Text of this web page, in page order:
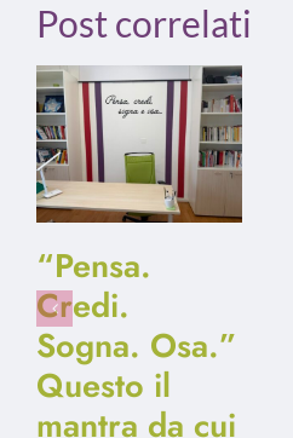
Post correlati
“Pensa.
Credi.
Sogna. Osa.”
Questo il
mantra da cui